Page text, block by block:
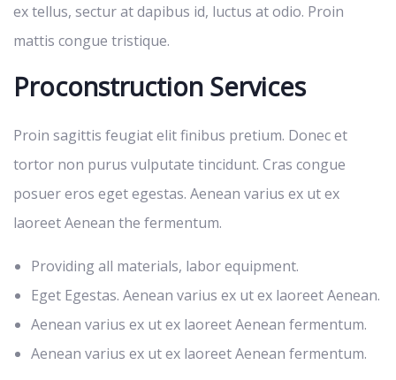
ex tellus, sectur at dapibus id, luctus at odio. Proin
mattis congue tristique.
Proconstruction Services
Proin sagittis feugiat elit finibus pretium. Donec et
tortor non purus vulputate tincidunt. Cras congue
posuer eros eget egestas. Aenean varius ex ut ex
laoreet Aenean the fermentum.
Providing all materials, labor equipment.
Eget Egestas. Aenean varius ex ut ex laoreet Aenean.
Aenean varius ex ut ex laoreet Aenean fermentum.
Aenean varius ex ut ex laoreet Aenean fermentum.